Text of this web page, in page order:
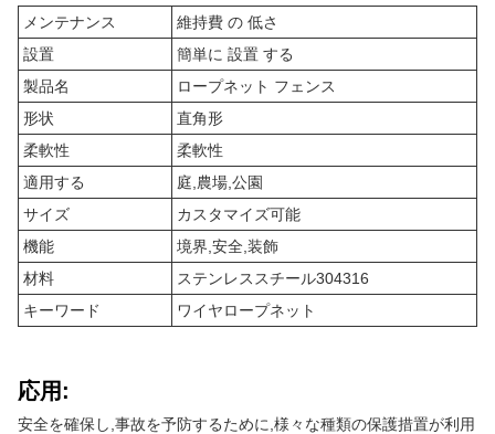
メンテナンス
維持費 の 低さ
設置
簡単に 設置 する
製品名
ロープネット フェンス
形状
直角形
柔軟性
柔軟性
適用する
庭,農場,公園
サイズ
カスタマイズ可能
機能
境界,安全,装飾
材料
ステンレススチール304316
キーワード
ワイヤロープネット
応用:
安全を確保し,事故を予防するために,様々な種類の保護措置が利用